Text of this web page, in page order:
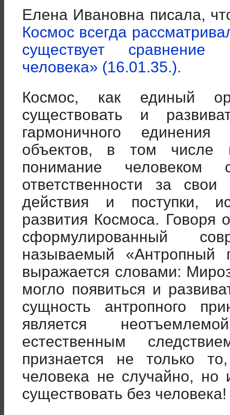
Елена Ивановна писала,
Космос всегда
существует
человека» (16.01.35.).
Космос, как единый
существовать и
гармоничного
объектов, в том числе
понимание
ответственности за свои
действия и поступки,
развития Космоса.
сформулированный
называемый «Антропный
выражается словами:
могло появиться и
сущность антропного
является
естественным
признается не только
человека не случайно,
существовать без человека!